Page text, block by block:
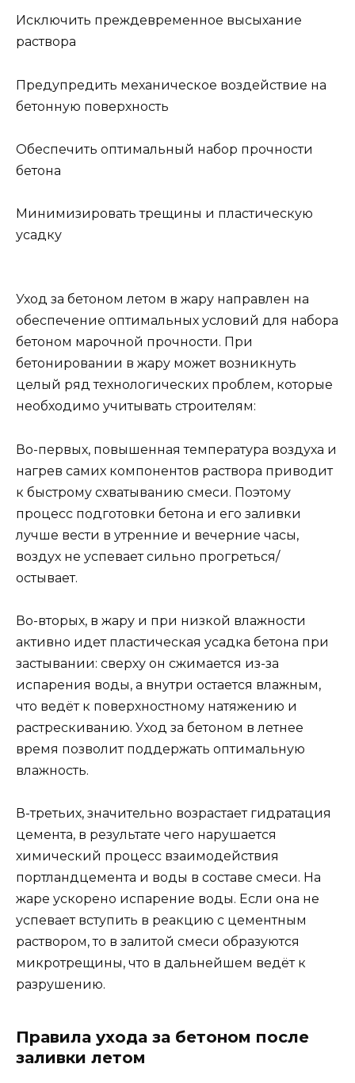
Исключить преждевременное высыхание
раствора
Предупредить механическое воздействие на
бетонную поверхность
Обеспечить оптимальный набор прочности
бетона
Минимизировать трещины и пластическую
усадку
Уход за бетоном летом в жару направлен на
обеспечение оптимальных условий для набора
бетоном марочной прочности. При
бетонировании в жару может возникнуть
целый ряд технологических проблем, которые
необходимо учитывать строителям:
Во-первых, повышенная температура воздуха и
нагрев самих компонентов раствора приводит
к быстрому схватыванию смеси. Поэтому
процесс подготовки бетона и его заливки
лучше вести в утренние и вечерние часы,
воздух не успевает сильно прогреться/
остывает.
Во-вторых, в жару и при низкой влажности
активно идет пластическая усадка бетона при
застывании: сверху он сжимается из-за
испарения воды, а внутри остается влажным,
что ведёт к поверхностному натяжению и
растрескиванию. Уход за бетоном в летнее
время позволит поддержать оптимальную
влажность.
В-третьих, значительно возрастает гидратация
цемента, в результате чего нарушается
химический процесс взаимодействия
портландцемента и воды в составе смеси. На
жаре ускорено испарение воды. Если она не
успевает вступить в реакцию с цементным
раствором, то в залитой смеси образуются
микротрещины, что в дальнейшем ведёт к
разрушению.
Правила ухода за бетоном после
заливки летом